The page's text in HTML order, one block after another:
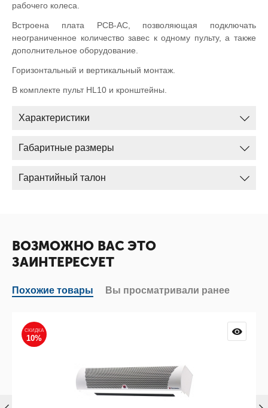
рабочего колеса.
Встроена плата PCB-AC, позволяющая подключать
неограниченное количество завес к одному пульту, а также
дополнительное оборудование.
Горизонтальный и вертикальный монтаж.
В комплекте пульт HL10 и кронштейны.
Характеристики
Габаритные размеры
Гарантийный талон
ВОЗМОЖНО ВАС ЭТО
ЗАИНТЕРЕСУЕТ
Похожие товары Вы просматривали ранее
СКИДКА
10%